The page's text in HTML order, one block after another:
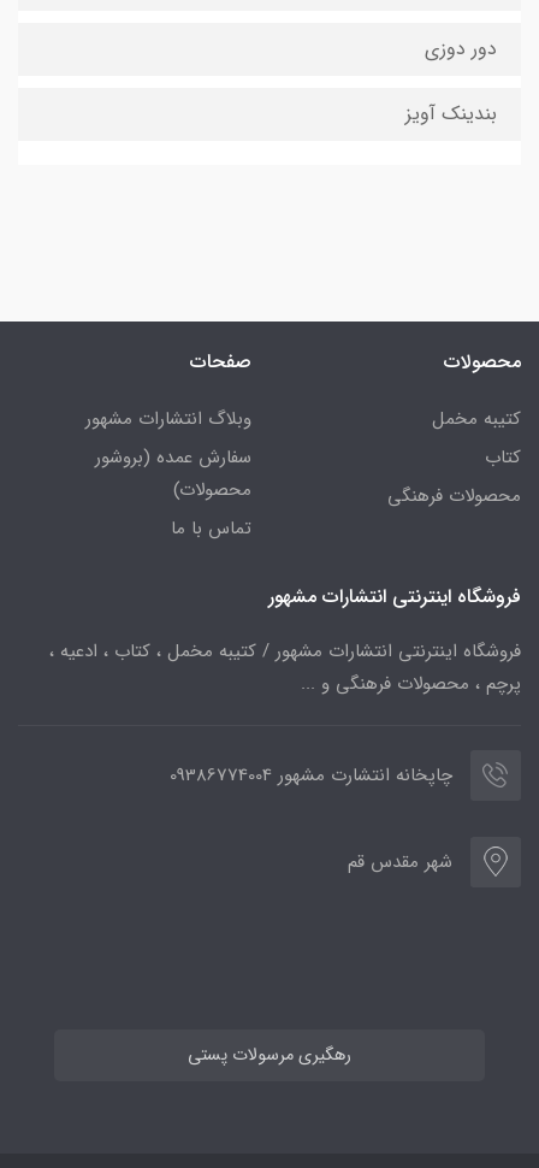
دور دوزی
بندینک آویز
محصولات
کتیبه مخمل
کتاب
محصولات فرهنگی
صفحات
وبلاگ انتشارات مشهور
سفارش عمده (بروشور
محصولات)
تماس با ما
فروشگاه اینترنتی انتشارات مشهور
فروشگاه اینترنتی انتشارات مشهور / کتیبه مخمل ، کتاب ، ادعیه ،
پرچم ، محصولات فرهنگی و ...
چاپخانه انتشارت مشهور 09386774004
شهر مقدس قم
رهگیری مرسولات پستی